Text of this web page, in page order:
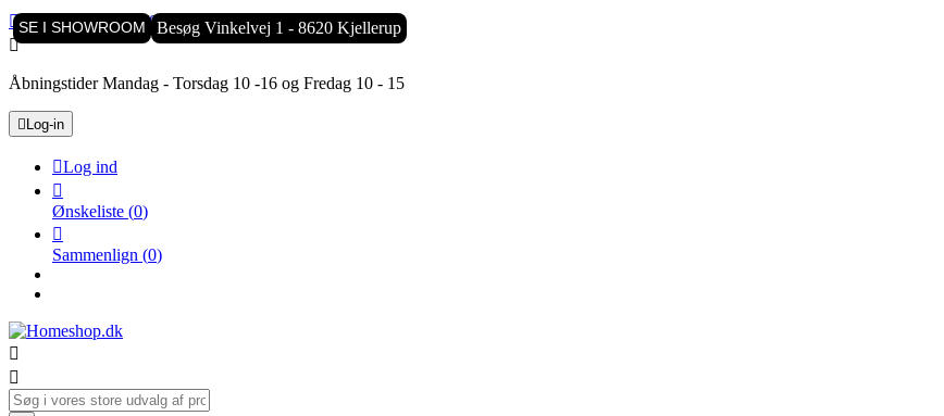
Kundeservice:8770 2525

Åbningstider Mandag - Torsdag 10 -16 og Fredag 10 - 15
 Log-in
Log ind

Ønskeliste (0)

Sammenlign (0)


SE I SHOWROOM Besøg Vinkelvej 1 - 8620 Kjellerup